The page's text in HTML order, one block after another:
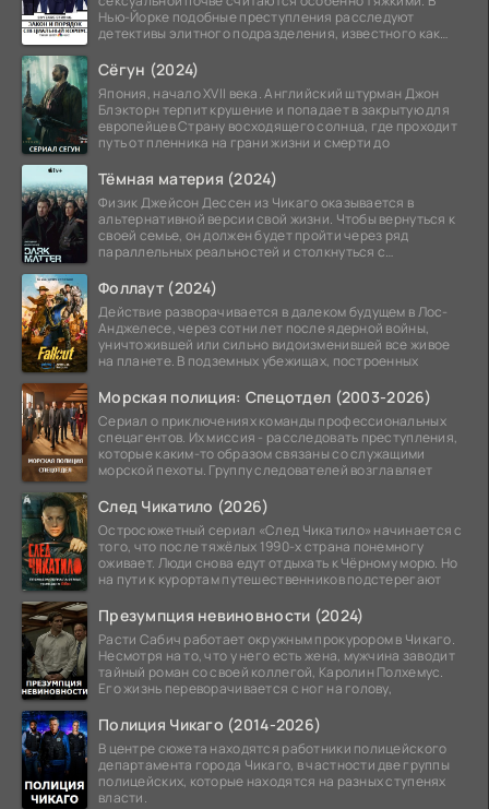
Нью-Йорке подобные преступления расследуют
детективы элитного подразделения, известного как
Сёгун (2024)
Япония, начало XVII века. Английский штурман Джон
Блэкторн терпит крушение и попадает в закрытую для
европейцев Страну восходящего солнца, где проходит
путь от пленника на грани жизни и смерти до
Тёмная материя (2024)
Физик Джейсон Дессен из Чикаго оказывается в
альтернативной версии свой жизни. Чтобы вернуться к
своей семье, он должен будет пройти через ряд
параллельных реальностей и столкнуться с
Фоллаут (2024)
Действие разворачивается в далеком будущем в Лос-
Анджелесе, через сотни лет после ядерной войны,
уничтожившей или сильно видоизменившей все живое
на планете. В подземных убежищах, построенных
Морская полиция: Спецотдел (2003-2026)
Сериал о приключениях команды профессиональных
спецагентов. Их миссия - расследовать преступления,
которые каким-то образом связаны со служащими
морской пехоты. Группу следователей возглавляет
След Чикатило (2026)
Остросюжетный сериал «След Чикатило» начинается с
того, что после тяжёлых 1990-х страна понемногу
оживает. Люди снова едут отдыхать к Чёрному морю. Но
на пути к курортам путешественников подстерегают
Презумпция невиновности (2024)
Расти Сабич работает окружным прокурором в Чикаго.
Несмотря на то, что у него есть жена, мужчина заводит
тайный роман со своей коллегой, Каролин Полхемус.
Его жизнь переворачивается с ног на голову,
Полиция Чикаго (2014-2026)
В центре сюжета находятся работники полицейского
департамента города Чикаго, в частности две группы
полицейских, которые находятся на разных ступенях
власти.